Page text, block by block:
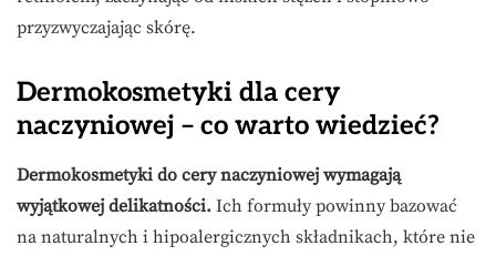
przyzwyczajając skórę.
Dermokosmetyki dla cery
naczyniowej – co warto wiedzieć?
Dermokosmetyki do cery naczyniowej wymagają
wyjątkowej delikatności. Ich formuły powinny bazować
na naturalnych i hipoalergicznych składnikach, które nie